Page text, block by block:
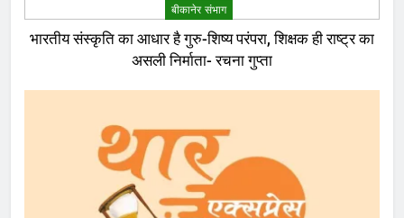
बीकानेर संभाग
भारतीय संस्कृति का आधार है गुरु-शिष्य परंपरा, शिक्षक ही राष्ट्र का
असली निर्माता- रचना गुप्ता